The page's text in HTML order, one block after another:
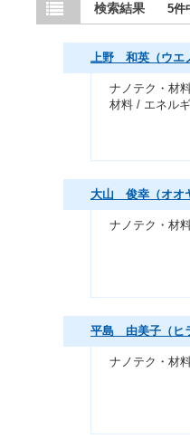
検索結果 5件
上野 和英（ウエ
ナノテク・材
材料 / エネル
大山 俊幸（オオ
ナノテク・材
平島 由美子（ヒ
ナノテク・材